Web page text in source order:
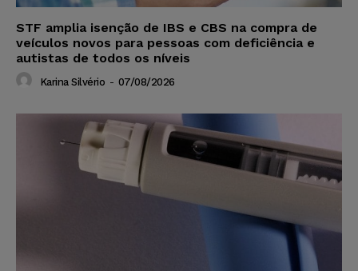
STF amplia isenção de IBS e CBS na compra de
veículos novos para pessoas com deficiência e
autistas de todos os níveis
Karina Silvério - 07/08/2026